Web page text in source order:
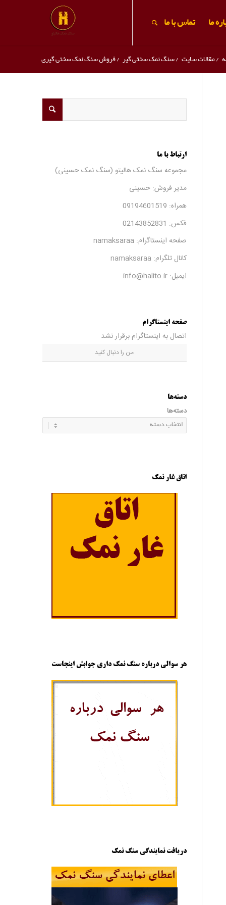
ما تماس با ما
/مقالات سایت /سنگ نمک سختی گیر /فروش سنگ نمک سختی گیری
ارتباط با ما
مجموعه سنگ نمک هالیتو (سنگ نمک حسینی)
مدیر فروش: حسینی
همراه: 09194601519
فکس: 02143852831
صفحه اینستاگرام: namaksaraa
کانال تلگرام: namaksaraa
ایمیل: info@halito.ir
صفحه اینستاگرام
اتصال به اینستاگرام برقرار نشد
من را دنبال کنید
دسته‌ها
دسته‌ها
اتاق غار نمک
هر سوالی درباره سنگ نمک داری جوابش اینجاست
دریافت نمایندگی سنگ نمک